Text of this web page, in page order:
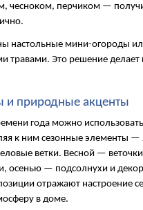
чесноком, перчиком —
настольные мини-огороды
травами. Это решение
и природные акценты
года можно
к ним сезонные элементы —
ветки. Весной —
осенью — подсолнухи и
отражают настроение
в доме.